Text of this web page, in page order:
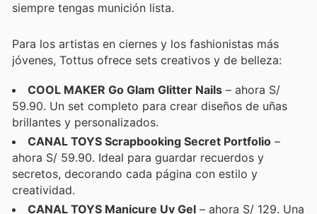
siempre tengas munición lista.
Para los artistas en ciernes y los fashionistas más
jóvenes, Tottus ofrece sets creativos y de belleza:
COOL MAKER Go Glam Glitter Nails – ahora S/
59.90. Un set completo para crear diseños de uñas
brillantes y personalizados.
CANAL TOYS Scrapbooking Secret Portfolio –
ahora S/ 59.90. Ideal para guardar recuerdos y
secretos, decorando cada página con estilo y
creatividad.
CANAL TOYS Manicure Uv Gel – ahora S/ 129. Una